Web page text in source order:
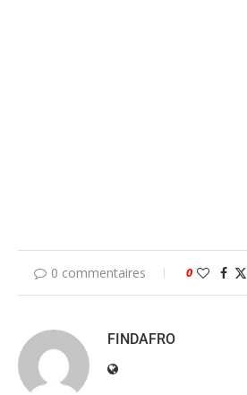
0 commentaires 0
FINDAFRO